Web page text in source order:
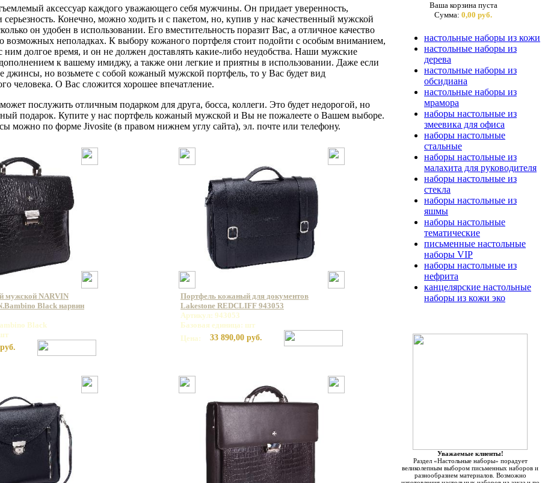
аксессуар каждого уважающего себя мужчины. Он придает уверенность,
серьезность. Конечно, можно ходить и с пакетом, но, купив у нас качественный мужской
он удобен в использовании. Его вместительность поразит Вас, а отличное качество
возможных неполадках. К выбору кожаного портфеля стоит подойти с особым вниманием,
ним долгое время, и он не должен доставлять какие-либо неудобства. Наши мужские
к вашему имиджу, а также они легкие и приятны в использовании. Даже если
джинсы, но возьмете с собой кожаный мужской портфель, то у Вас будет вид
человека. О Вас сложится хорошее впечатление.
послужить отличным подарком для друга, босса, коллеги. Это будет недорогой, но
подарок. Купите у нас портфель кожаный мужской и Вы не пожалеете о Вашем выборе.
можно по форме Jivosite (в правом нижнем углу сайта), эл. почте или телефону.
мужской NARVIN
Black нарвин
Black
Портфель кожаный для документов
Lakestone REDCLIFF 943053
Артикул: 943053
Базовая единица: шт
Цена:
33 890,00 руб.
Ваша корзина пуста
Сумма: 0,00 руб.
настольные наборы из кожи
настольные наборы из
дерева
настольные наборы из
обсидиана
настольные наборы из
мрамора
наборы настольные из
змеевика для офиса
наборы настольные
стальные
наборы настольные из
малахита для руководителя
наборы настольные из
стекла
наборы настольные из
яшмы
наборы настольные
тематические
письменные настольные
наборы VIP
наборы настольные из
нефрита
канцелярские настольные
наборы из кожи эко
Уважаемые клиенты!
Раздел «Настольные наборы» порадует
великолепным выбором письменных наборов и
разнообразием материалов. Возможно